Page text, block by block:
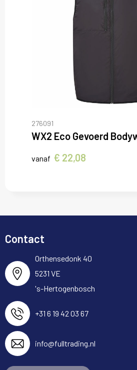
276091
WX2 Eco Gevoerd
vanaf € 22,08
Contact
Orthensedonk 40
5231 VE
's-Hertogenbosch
+31 6 19 42 03 67
info@fulltrading.nl